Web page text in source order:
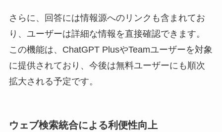
さらに、回答には情報源へのリンクも含まれてお
り、ユーザーは詳細な情報を直接確認できます。
この機能は、ChatGPT PlusやTeamユーザーを対象
に提供されており、今後は無料ユーザーにも順次
拡大される予定です。
ウェブ検索統合による利便性向上